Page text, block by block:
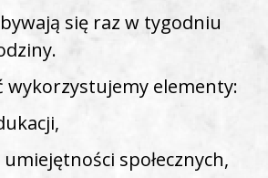
się raz w tygodniu
wykorzystujemy elementy:
społecznych,